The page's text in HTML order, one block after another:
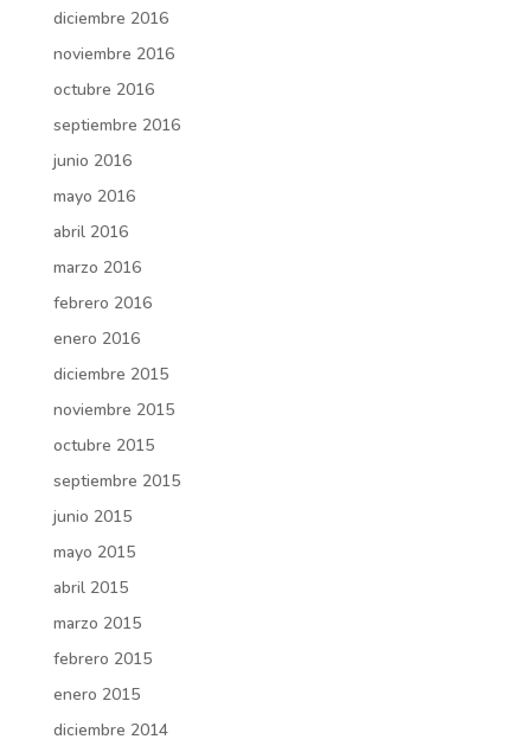
diciembre 2016
noviembre 2016
octubre 2016
septiembre 2016
junio 2016
mayo 2016
abril 2016
marzo 2016
febrero 2016
enero 2016
diciembre 2015
noviembre 2015
octubre 2015
septiembre 2015
junio 2015
mayo 2015
abril 2015
marzo 2015
febrero 2015
enero 2015
diciembre 2014